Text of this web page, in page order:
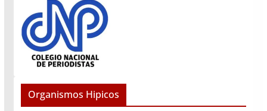
Organismos Hipicos